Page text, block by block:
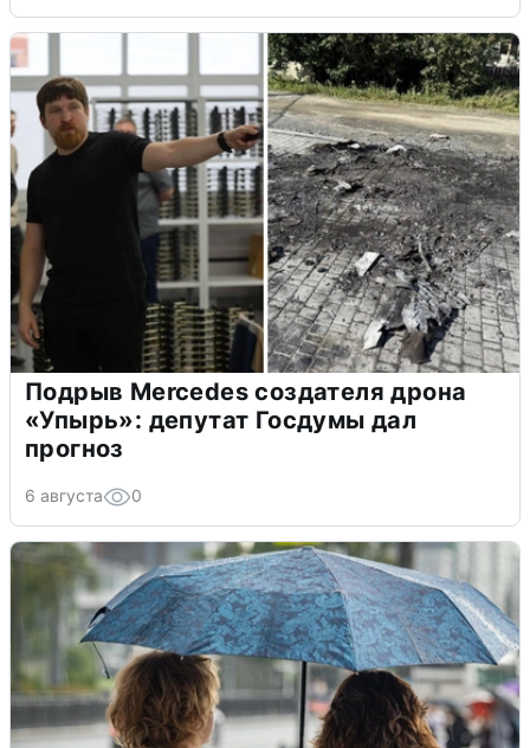
Подрыв Mercedes создателя дрона
«Упырь»: депутат Госдумы дал
прогноз
6 августа 0